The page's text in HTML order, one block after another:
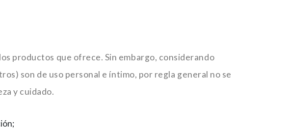
productos que ofrece. Sin embargo, considerando
son de uso personal e íntimo, por regla general no se
y cuidado.